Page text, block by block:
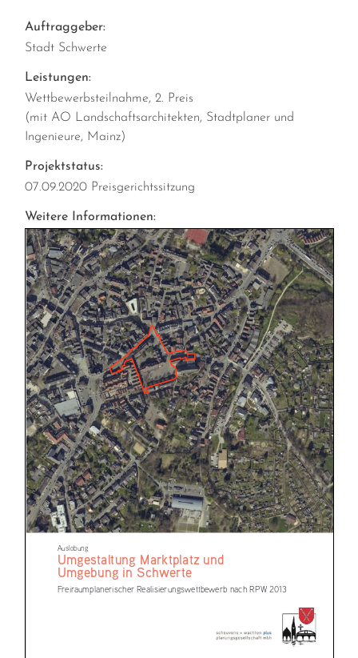
Auftraggeber:
Stadt Schwerte
Leistungen:
Wettbewerbsteilnahme, 2. Preis
(mit AO Landschaftsarchitekten, Stadtplaner und
Ingenieure, Mainz)
Projektstatus:
07.09.2020 Preisgerichtssitzung
Weitere Informationen: